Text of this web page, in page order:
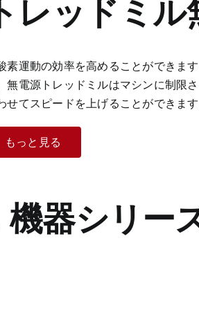
トレッドミル
素運動の効率を高めることができま
無電源トレッドミルはマシンに制限
せてスピードを上げることができます
もっと見る
機器シリー